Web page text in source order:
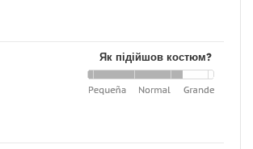
Як підійшов костюм?